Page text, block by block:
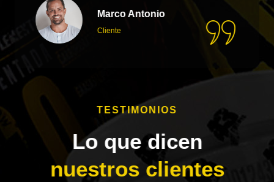
Marco Antonio
Cliente
TESTIMONIOS
Lo que dicen
nuestros clientes